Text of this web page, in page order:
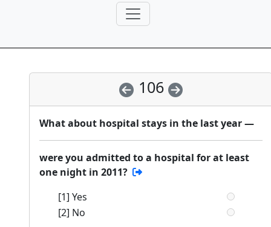
106
What about hospital stays in the last year —
were you admitted to a hospital for at least
one night in 2011?
[1] Yes
[2] No